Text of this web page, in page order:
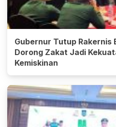
Gubernur Tutup Rakernis
Dorong Zakat Jadi
Kemiskinan